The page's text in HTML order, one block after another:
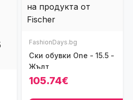
FashionDays.bg
Ски обувки One - 15.5 -
Жълт
105.74€